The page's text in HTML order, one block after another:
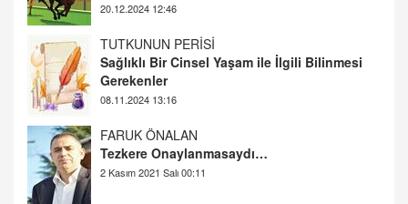
08.11.2024 13:16
FARUK ÖNALAN
Tezkere Onaylanmasaydı…
2 Kasım 2021 Salı 00:11
AV. DOĞAN CAN DOĞAN
Kişisel verilerin korunması ve dijital hukukun
gelişimi